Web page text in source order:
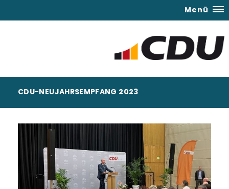
Menü
CDU-NEUJAHRSEMPFANG 2023